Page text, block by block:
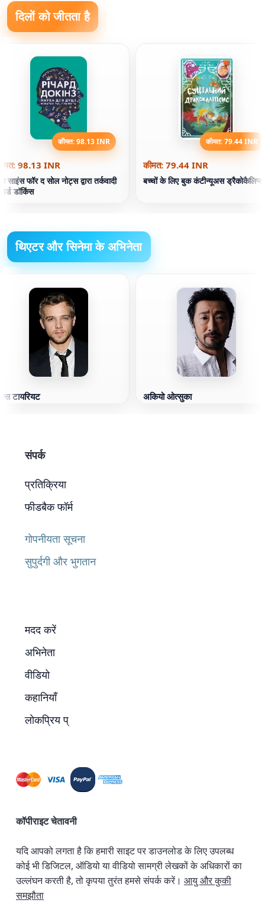
दिलों को जीतता है
कीमत: 98.13 INR
98.13 INR
साइंस फॉर द सोल नोट्स द्वारा तर्कवादी
डॉकिंस
कीमत: 79.44 INR
कीमत: 79.44 INR
बच्चों के लिए बुक कंटीन्यूअस ड्रैकोकैलिप्स
थिएटर और सिनेमा के अभिनेता
टायरियट अकियो ओत्सुका
संपर्क
प्रतिक्रिया
फीडबैक फॉर्म
गोपनीयता सूचना
सुपुर्दगी और भुगतान
मदद करें
अभिनेता
वीडियो
कहानियाँ
लोकप्रिय प्
कॉपीराइट चेतावनी
यदि आपको लगता है कि हमारी साइट पर डाउनलोड के लिए उपलब्ध
कोई भी डिजिटल, ऑडियो या वीडियो सामग्री लेखकों के अधिकारों का
उल्लंघन करती है, तो कृपया तुरंत हमसे संपर्क करें। आयु और कुकी
समझौता